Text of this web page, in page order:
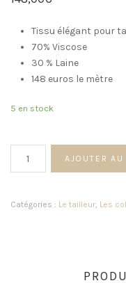
Tissu élégant pour
70% Viscose
30 % Laine
148 euros le mètre
5 en stock
élégant
AJOUTER AU
Catégories : Le tailleur, Les